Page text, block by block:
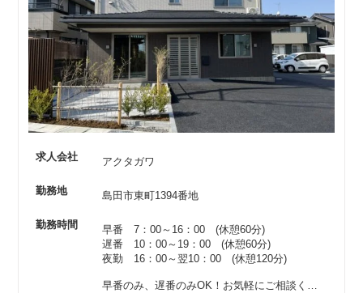
求人会社 アクタガワ
勤務地 島田市東町1394番地
勤務時間
早番 7：00～16：00 (休憩60分)
遅番 10：00～19：00 (休憩60分)
夜勤 16：00～翌10：00 (休憩120分)
早番のみ、遅番のみOK！お気軽にご相談ください♪